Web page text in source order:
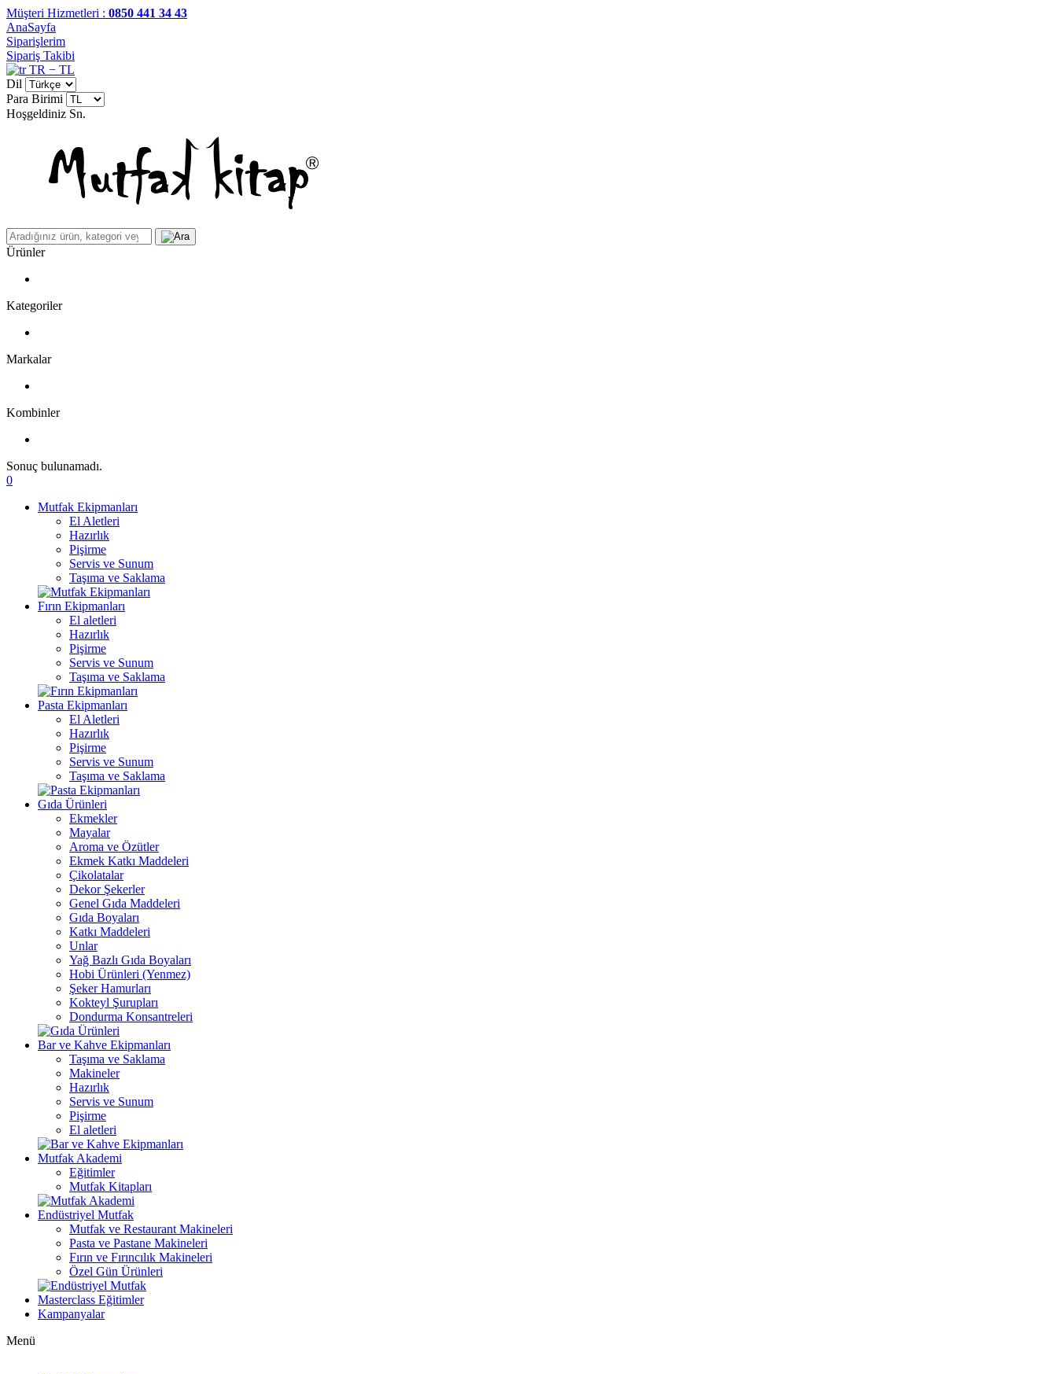
Müşteri Hizmetleri : 0850 441 34 43
AnaSayfa
Siparişlerim
Sipariş Takibi
TR − TL
Dil
Para Birimi
Hoşgeldiniz Sn.
Ürünler
Kategoriler
Markalar
Kombinler
Sonuç bulunamadı.
0
Mutfak Ekipmanları
El Aletleri
Hazırlık
Pişirme
Servis ve Sunum
Taşıma ve Saklama
Fırın Ekipmanları
El aletleri
Hazırlık
Pişirme
Servis ve Sunum
Taşıma ve Saklama
Pasta Ekipmanları
El Aletleri
Hazırlık
Pişirme
Servis ve Sunum
Taşıma ve Saklama
Gıda Ürünleri
Ekmekler
Mayalar
Aroma ve Özütler
Ekmek Katkı Maddeleri
Çikolatalar
Dekor Şekerler
Genel Gıda Maddeleri
Gıda Boyaları
Katkı Maddeleri
Unlar
Yağ Bazlı Gıda Boyaları
Hobi Ürünleri (Yenmez)
Şeker Hamurları
Kokteyl Şurupları
Dondurma Konsantreleri
Bar ve Kahve Ekipmanları
Taşıma ve Saklama
Makineler
Hazırlık
Servis ve Sunum
Pişirme
El aletleri
Mutfak Akademi
Eğitimler
Mutfak Kitapları
Endüstriyel Mutfak
Mutfak ve Restaurant Makineleri
Pasta ve Pastane Makineleri
Fırın ve Fırıncılık Makineleri
Özel Gün Ürünleri
Masterclass Eğitimler
Kampanyalar
Menü